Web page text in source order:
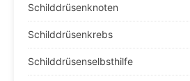
Schilddrüsenknoten
Schilddrüsenkrebs
Schilddrüsenselbsthilfe